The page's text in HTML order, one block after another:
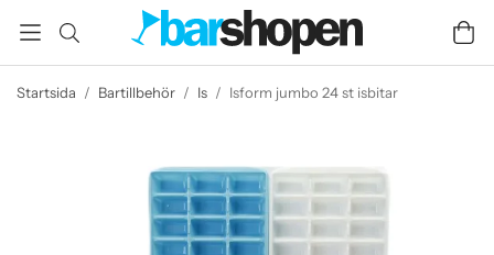
Startsida / Bartillbehör / Is / Isform jumbo 24 st isbitar